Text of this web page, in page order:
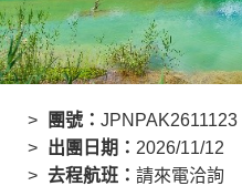
團號： JPNPAK2611123
出團日期： 2026/11/12
去程航班： 請來電洽詢